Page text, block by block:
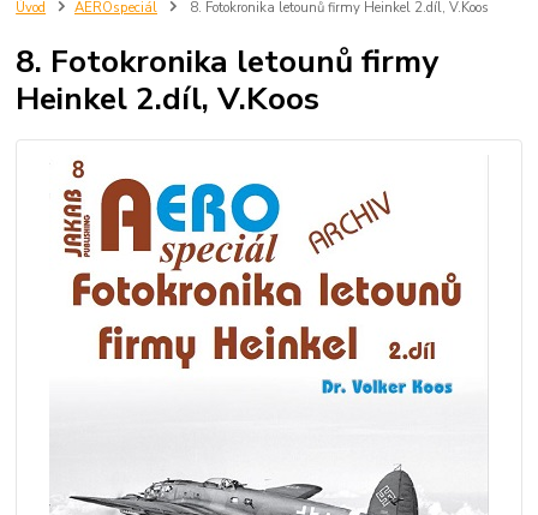
Úvod AEROspeciál 8. Fotokronika letounů firmy Heinkel 2.díl, V.Koos
8. Fotokronika letounů firmy
Heinkel 2.díl, V.Koos